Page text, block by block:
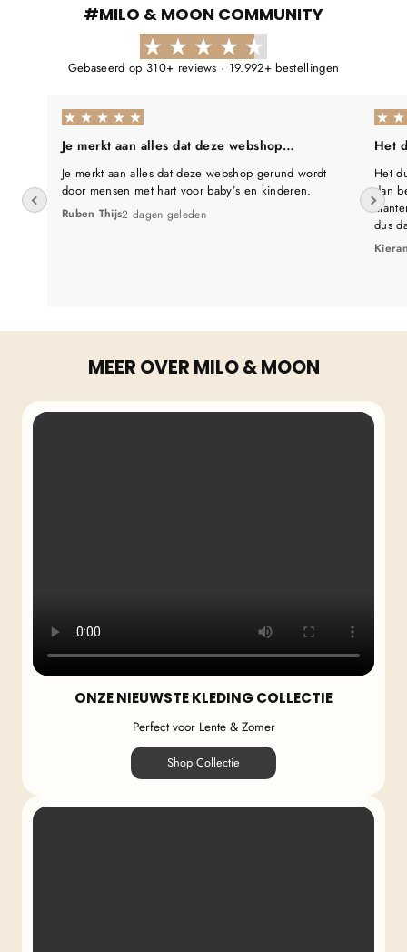
#MILO & MOON COMMUNITY
Gebaseerd op 310+ reviews · 19.992+ bestellingen
Je merkt aan alles dat deze webshop…
Je merkt aan alles dat deze webshop gerund wordt
door mensen met hart voor baby’s en kinderen.
Ruben Thijs2 dagen geleden
Het
Het
dan
dus
MEER OVER MILO & MOON
ONZE NIEUWSTE KLEDING COLLECTIE
Perfect voor Lente & Zomer
Shop Collectie